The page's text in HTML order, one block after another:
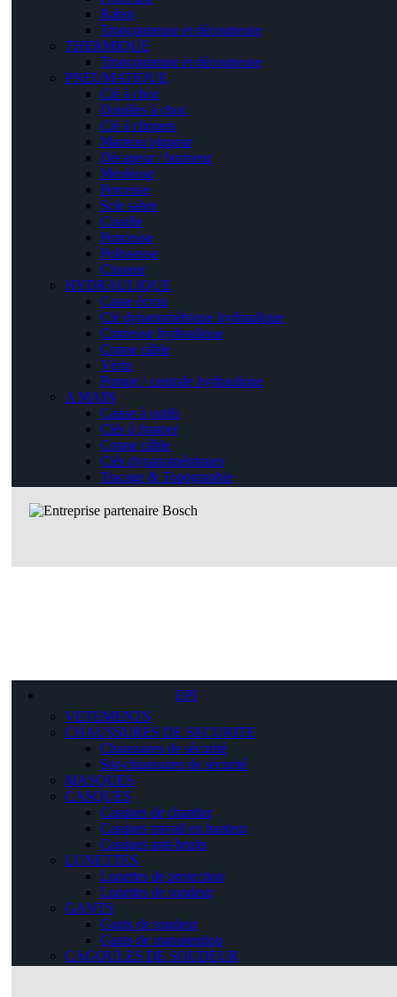
Rabot
Tronçonneuse et découpeuse
THERMIQUE
Tronçonneuse et découpeuse
PNEUMATIQUE
Clé à choc
Douilles à choc
Clé à cliquets
Marteau piqueur
Décapeur / burineur
Meuleuse
Perceuse
Scie sabre
Cisaille
Ponceuse
Polisseuse
Cloueur
HYDRAULIQUE
Casse écrou
Clé dynanométrique hydraulique
Cintreuse hydraulique
Coupe câble
Vérin
Pompe / centrale hydraulique
A MAIN
Caisse à outils
Clés à frapper
Coupe câble
Clés dynanométriques
Traçage & Topographie
Casques de chantier
Casques anti-bruits
LUNETTES
Lunettes de protection
Lunettes de soudeur
GANTS
Gants de soudeur
Gants de manutention
CAGOULES DE SOUDEUR
Location de Matériel
Réparation & SAV
Découvrir Orbitool
Actualités